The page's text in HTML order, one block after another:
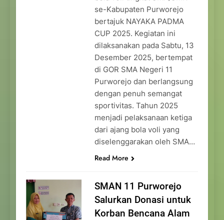
se-Kabupaten Purworejo
bertajuk NAYAKA PADMA
CUP 2025. Kegiatan ini
dilaksanakan pada Sabtu, 13
Desember 2025, bertempat
di GOR SMA Negeri 11
Purworejo dan berlangsung
dengan penuh semangat
sportivitas. Tahun 2025
menjadi pelaksanaan ketiga
dari ajang bola voli yang
diselenggarakan oleh SMA…
Read More
SMAN 11 Purworejo
Salurkan Donasi untuk
Korban Bencana Alam